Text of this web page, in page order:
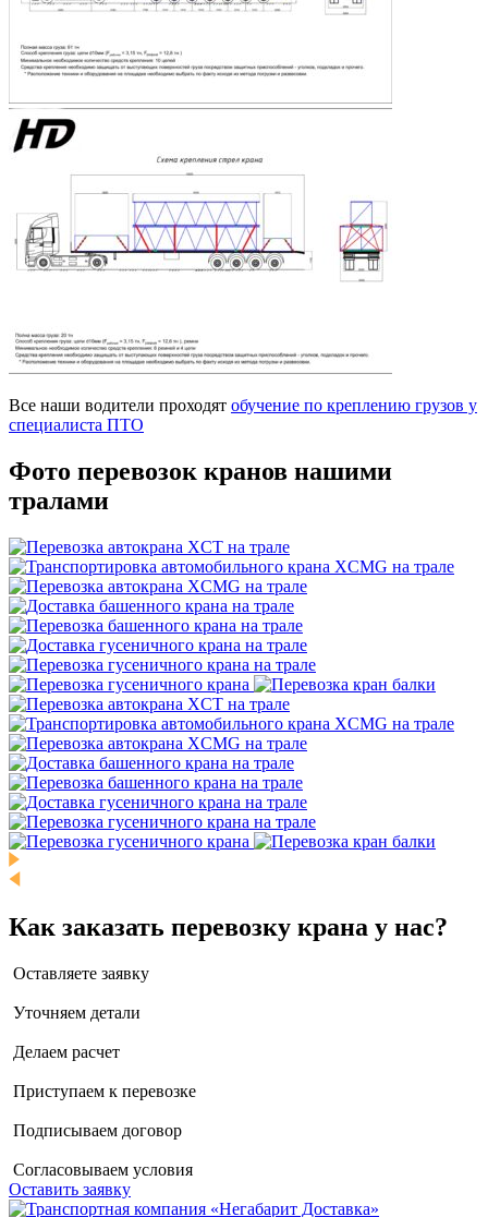
Все наши водители проходят обучение по креплению грузов у
специалиста ПТО
Фото перевозок кранов нашими
тралами
Как заказать перевозку крана у нас?
Оставляете заявку
Уточняем детали
Делаем расчет
Приступаем к перевозке
Подписываем договор
Согласовываем условия
Оставить заявку